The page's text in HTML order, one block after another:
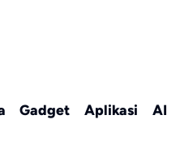
Gadget Aplikasi AI